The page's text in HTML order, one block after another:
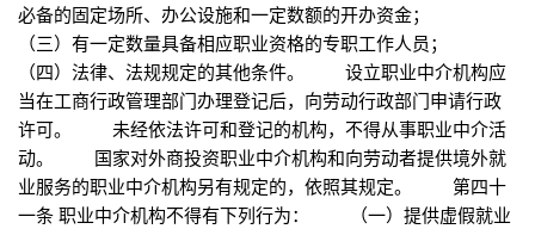
必备的固定场所、办公设施和一定数额的开办资金；
（三）有一定数量具备相应职业资格的专职工作人员；
（四）法律、法规规定的其他条件。 设立职业中介机构应
当在工商行政管理部门办理登记后，向劳动行政部门申请行政
许可。 未经依法许可和登记的机构，不得从事职业中介活
动。 国家对外商投资职业中介机构和向劳动者提供境外就
业服务的职业中介机构另有规定的，依照其规定。 第四十
一条 职业中介机构不得有下列行为： （一）提供虚假就业